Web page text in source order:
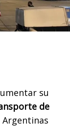
su
de
Argentinas